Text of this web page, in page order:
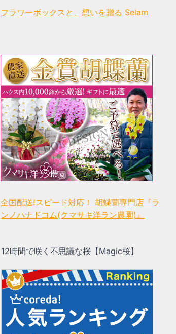
フラワーボックスと、想いを贈る Selam
全国配送!スピード対応！ 胡蝶蘭専門店『ラ
ンノハナドコム(クマサキ洋ラン農園)』
12時間で咲く不思議な桜【Magic桜】